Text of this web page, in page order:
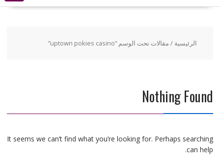
الرئيسية / مقالات تحت الوسم “uptown pokies casino”
Nothing Found
It seems we can’t find what you’re looking for. Perhaps searching
can help.